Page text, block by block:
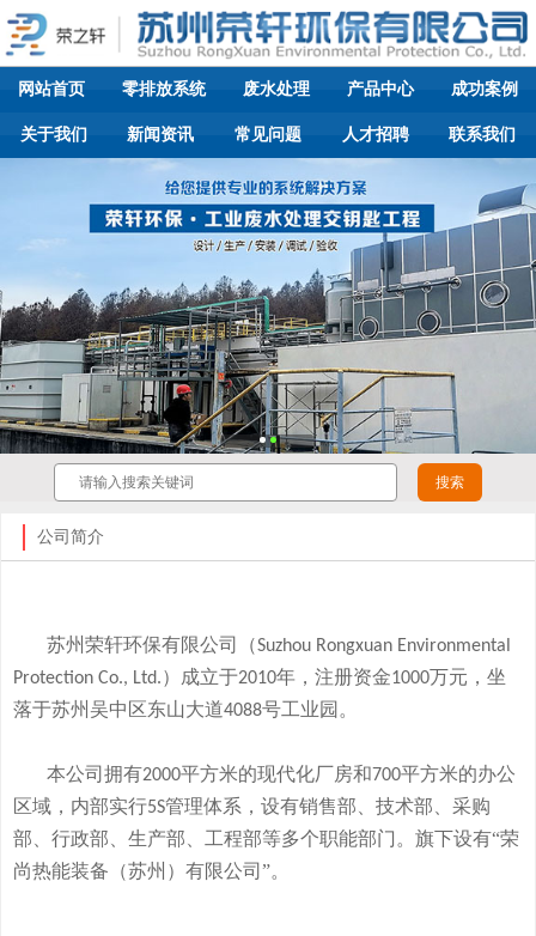
网站首页 零排放系统 废水处理 产品中心 成功案例
关于我们 新闻资讯 常见问题 人才招聘 联系我们
公司简介
苏州荣轩环保有限公司（Suzhou Rongxuan Environmental
Protection Co., Ltd.）成立于2010年，注册资金1000万元，坐
落于苏州吴中区东山大道4088号工业园。
本公司拥有2000平方米的现代化厂房和700平方米的办公
区域，内部实行5S管理体系，设有销售部、技术部、采购
部、行政部、生产部、工程部等多个职能部门。旗下设有“荣
尚热能装备（苏州）有限公司”。